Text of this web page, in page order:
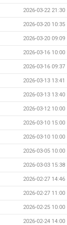
2026-03-22 21:30
2026-03-20 10:35
2026-03-20 09:09
2026-03-16 10:00
2026-03-16 09:37
2026-03-13 13:41
2026-03-13 13:40
2026-03-12 10:00
2026-03-10 15:00
2026-03-10 10:00
2026-03-05 10:00
2026-03-03 15:38
2026-02-27 14:46
2026-02-27 11:00
2026-02-25 10:00
2026-02-24 14:00